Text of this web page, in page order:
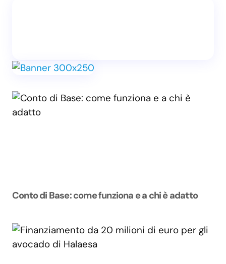
Conto di Base: come funziona e a chi è adatto